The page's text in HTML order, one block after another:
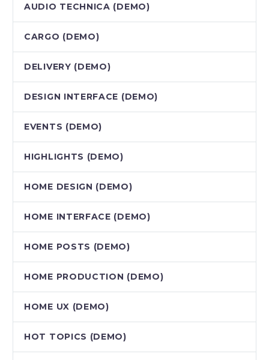
AUDIO TECHNICA (DEMO)
CARGO (DEMO)
DELIVERY (DEMO)
DESIGN INTERFACE (DEMO)
EVENTS (DEMO)
HIGHLIGHTS (DEMO)
HOME DESIGN (DEMO)
HOME INTERFACE (DEMO)
HOME POSTS (DEMO)
HOME PRODUCTION (DEMO)
HOME UX (DEMO)
HOT TOPICS (DEMO)